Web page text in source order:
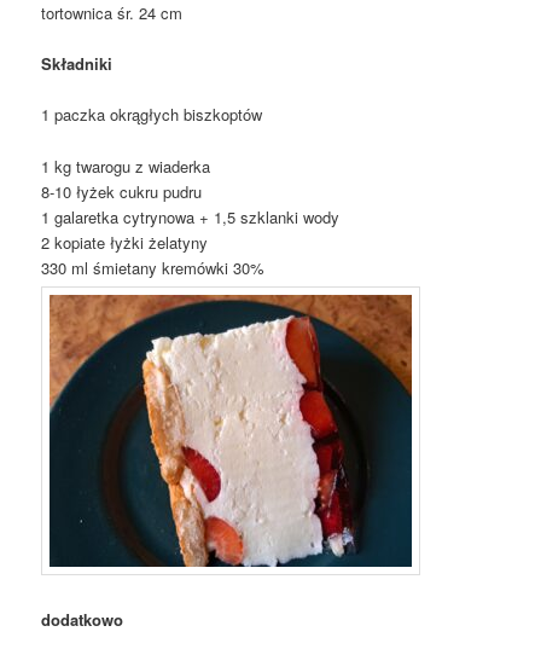
tortownica śr. 24 cm
Składniki
1 paczka okrągłych biszkoptów
1 kg twarogu z wiaderka
8-10 łyżek cukru pudru
1 galaretka cytrynowa + 1,5 szklanki wody
2 kopiate łyżki żelatyny
330 ml śmietany kremówki 30%
dodatkowo